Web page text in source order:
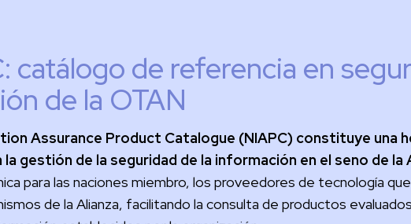
catálogo de referencia en
de la OTAN
Assurance Product Catalogue (NIAPC) constituye una
la gestión de la seguridad de la información en el seno de la
para las naciones miembro, los proveedores de tecnología
de la Alianza, facilitando la consulta de productos